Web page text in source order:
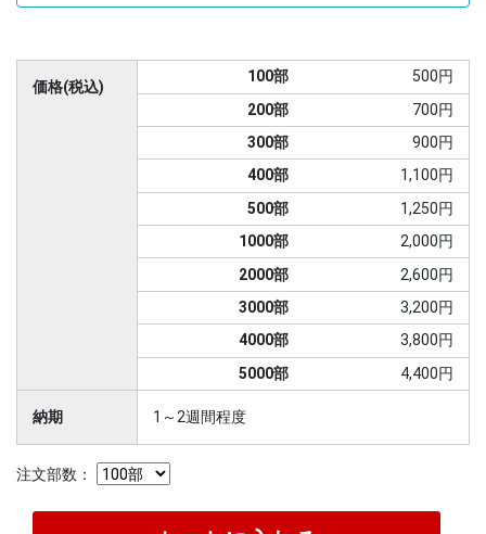
価格(税込)
100部
500円
200部
700円
300部
900円
400部
1,100円
500部
1,250円
1000部
2,000円
2000部
2,600円
3000部
3,200円
4000部
3,800円
5000部
4,400円
納期 1～2週間程度
注文部数：